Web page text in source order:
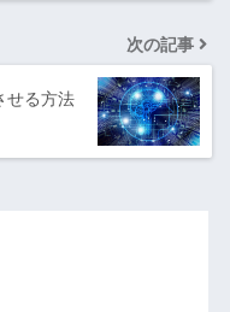
次の記事
せる方法